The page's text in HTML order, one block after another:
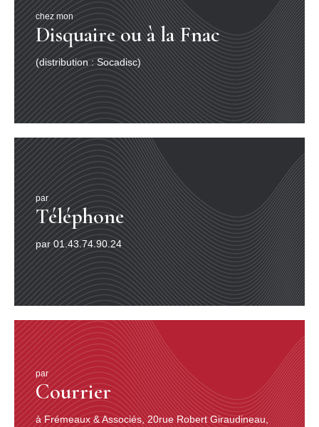
par
Téléphone
par 01.43.74.90.24
par
Courrier
à Frémeaux & Associés, 20rue Robert Giraudineau,
chez mon
Disquaire ou à la Fnac
(distribution : Socadisc)